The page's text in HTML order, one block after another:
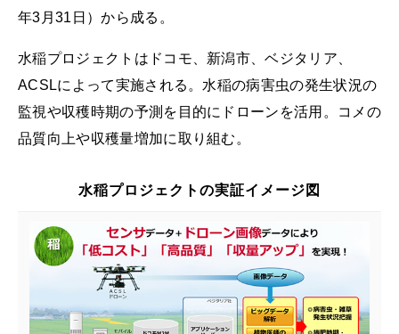
年3月31日）から成る。
水稲プロジェクトはドコモ、新潟市、ベジタリア、
ACSLによって実施される。水稲の病害虫の発生状況の
監視や収穫時期の予測を目的にドローンを活用。コメの
品質向上や収穫量増加に取り組む。
水稲プロジェクトの実証イメージ図